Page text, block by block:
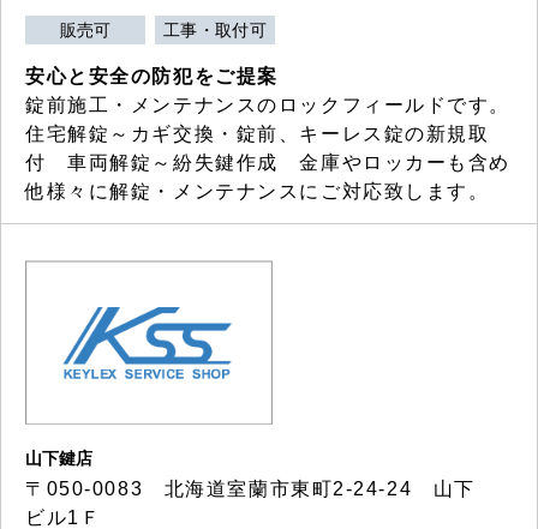
販売可 工事・取付可
安心と安全の防犯をご提案
錠前施工・メンテナンスのロックフィールドです。
住宅解錠～カギ交換・錠前、キーレス錠の新規取
付 車両解錠～紛失鍵作成 金庫やロッカーも含め
他様々に解錠・メンテナンスにご対応致します。
山下鍵店
〒050-0083 北海道室蘭市東町2-24-24 山下
ビル1Ｆ